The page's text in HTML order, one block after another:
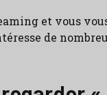
et vous
de